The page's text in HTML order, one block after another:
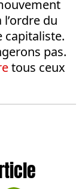
du
capitaliste.
pas.
tous ceux